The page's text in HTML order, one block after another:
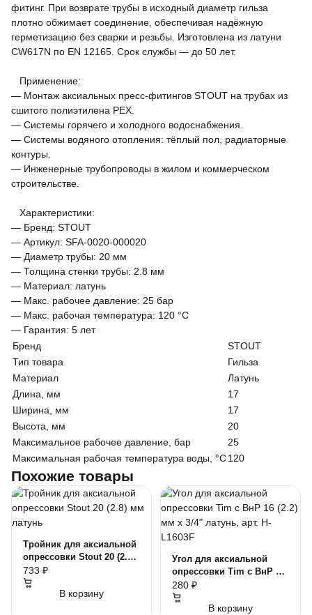
фитинг. При возврате трубы в исходный диаметр гильза
плотно обжимает соединение, обеспечивая надёжную
герметизацию без сварки и резьбы. Изготовлена из латуни
CW617N по EN 12165. Срок службы — до 50 лет.
Применение:
— Монтаж аксиальных пресс-фитингов STOUT на трубах из
сшитого полиэтилена PEX.
— Системы горячего и холодного водоснабжения.
— Системы водяного отопления: тёплый пол, радиаторные
контуры.
— Инженерные трубопроводы в жилом и коммерческом
строительстве.
Характеристики:
— Бренд: STOUT
— Артикул: SFA-0020-000020
— Диаметр трубы: 20 мм
— Толщина стенки трубы: 2.8 мм
— Материал: латунь
— Макс. рабочее давление: 25 бар
— Макс. рабочая температура: 120 °С
— Гарантия: 5 лет
Бренд
STOUT
Тип товара
Гильза
Материал
Латунь
Длина, мм
17
Ширина, мм
17
Высота, мм
20
Максимальное рабочее давление, бар
25
Максимальная рабочая температура воды, °C120
Похожие товары
Тройник для аксиальной
опрессовки Stout 20 (2.8)
мм латунь
733 ₽
В корзину
Угол для аксиальной
опрессовки Tim c ВнР 16
(2.2) мм х 3/4" латунь,
арт. H-L1603F
280 ₽
В корзину